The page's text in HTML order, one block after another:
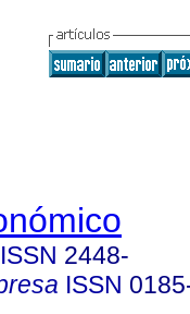
ISSN 2448-
ISSN